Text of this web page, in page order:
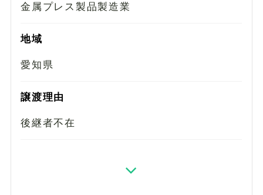
金属プレス製品製造業
地域
愛知県
譲渡理由
後継者不在